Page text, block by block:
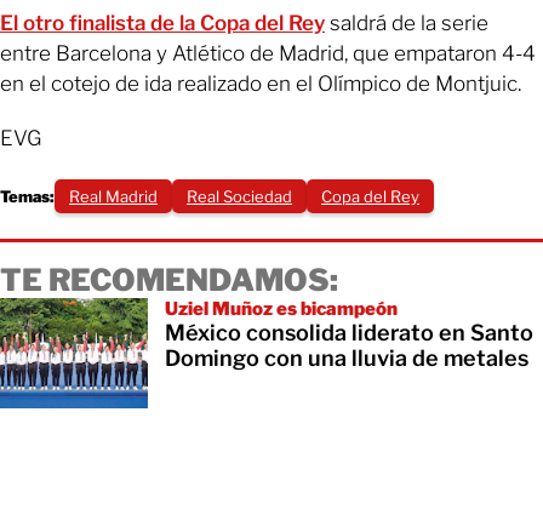
El otro finalista de la Copa del Rey saldrá de la serie
entre Barcelona y Atlético de Madrid, que empataron 4-4
en el cotejo de ida realizado en el Olímpico de Montjuic.
EVG
Temas: Real Madrid Real Sociedad Copa del Rey
TE RECOMENDAMOS:
Uziel Muñoz es bicampeón
México consolida liderato en Santo
Domingo con una lluvia de metales